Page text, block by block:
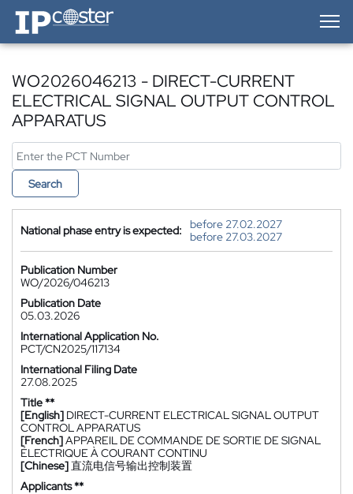
IP-Coster — Home
WO2026046213 - DIRECT-CURRENT
ELECTRICAL SIGNAL OUTPUT CONTROL
APPARATUS
Search
National phase entry is expected:
before 27.02.2027
before 27.03.2027
Publication Number
WO/2026/046213
Publication Date
05.03.2026
International Application No.
PCT/CN2025/117134
International Filing Date
27.08.2025
Title **
[English] DIRECT-CURRENT ELECTRICAL SIGNAL OUTPUT
CONTROL APPARATUS
[French]APPAREIL DE COMMANDE DE SORTIE DE SIGNAL
ÉLECTRIQUE À COURANT CONTINU
[Chinese]直流电信号输出控制装置
Applicants **